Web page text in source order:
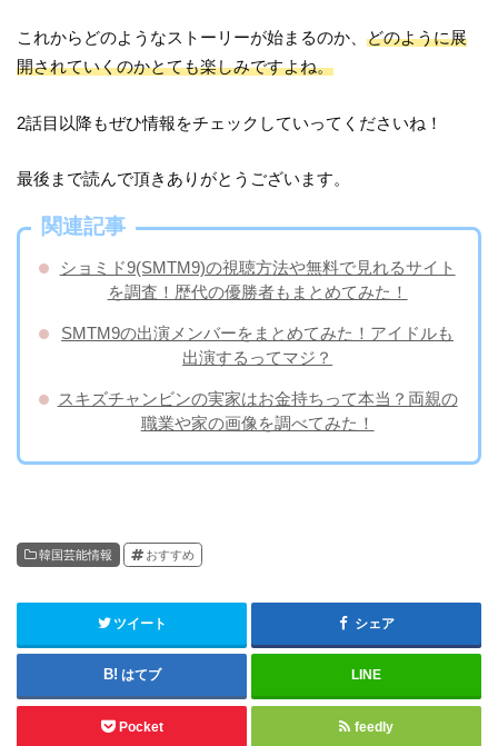
これからどのようなストーリーが始まるのか、どのように展
開されていくのかとても楽しみですよね。
2話目以降もぜひ情報をチェックしていってくださいね！
最後まで読んで頂きありがとうございます。
関連記事
ショミド9(SMTM9)の視聴方法や無料で見れるサイト
を調査！歴代の優勝者もまとめてみた！
SMTM9の出演メンバーをまとめてみた！アイドルも
出演するってマジ？
スキズチャンビンの実家はお金持ちって本当？両親の
職業や家の画像を調べてみた！
韓国芸能情報 おすすめ
ツイート シェア
はてブ LINE
Pocket feedly